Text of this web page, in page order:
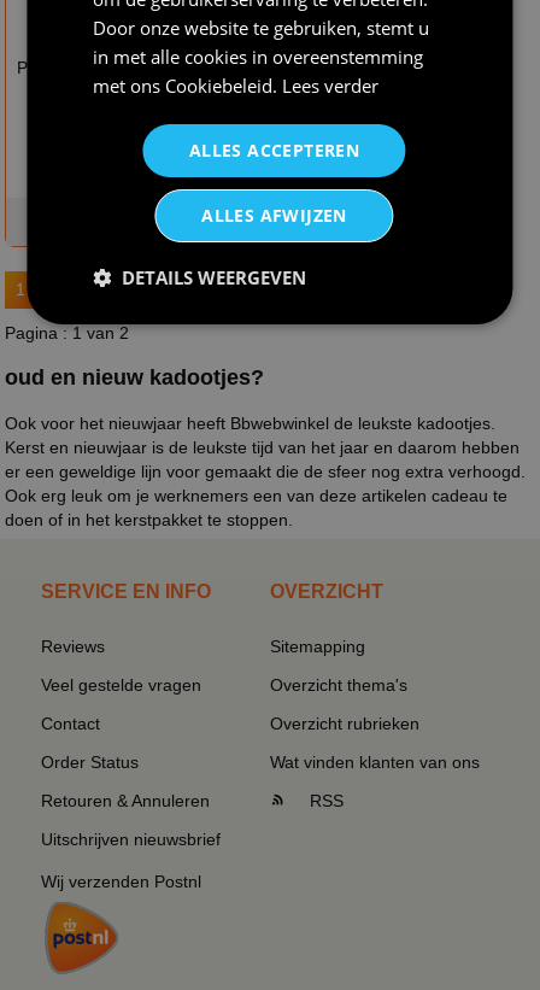
Pet voor olliebollen
koning oliebol
€ 24,95
nieuwjaar oliebollen
print
op voorraad
1
Pagina : 1 van 2
oud en nieuw kadootjes?
Ook voor het nieuwjaar heeft Bbwebwinkel de leukste kadootjes.
Kerst en nieuwjaar is de leukste tijd van het jaar en daarom hebben
er een geweldige lijn voor gemaakt die de sfeer nog extra verhoogd.
Ook erg leuk om je werknemers een van deze artikelen cadeau te
doen of in het kerstpakket te stoppen.
SERVICE EN INFO
Reviews
Veel gestelde vragen
Contact
Order Status
Retouren & Annuleren
Uitschrijven nieuwsbrief
Wij verzenden Postnl
OVERZICHT
Sitemapping
Overzicht thema's
Overzicht rubrieken
Wat vinden klanten van ons
RSS
Door onze website te gebruiken, stemt u
in met alle cookies in overeenstemming
met ons Cookiebeleid. Lees verder
ALLES ACCEPTEREN
ALLES AFWIJZEN
DETAILS WEERGEVEN